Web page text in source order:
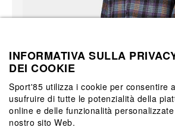
INFORMATIVA SULLA
DEI COOKIE
Sport'85 utilizza i cookie per consentire
usufruire di tutte le potenzialità della
online e delle funzionalità
nostro sito Web.